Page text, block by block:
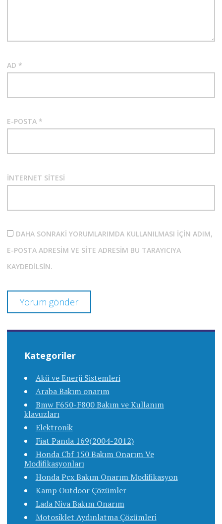
AD *
E-POSTA *
İNTERNET SITESI
DAHA SONRAKI YORUMLARIMDA KULLANILMASI IÇIN ADIM,
E-POSTA ADRESIM VE SITE ADRESIM BU TARAYICIYA
KAYDEDILSIN.
Kategoriler
Akü ve Enerji Sistemleri
Araba Bakım onarım
Bmw F650-F800 Bakım ve Kullanım
klavuzları
Elektronik
Fiat Panda 169(2004-2012)
Honda Cbf 150 Bakım Onarım Ve
Modifikasyonları
Honda Pcx Bakım Onarım Modifikasyon
Kamp Outdoor Çözümler
Lada Niva Bakım Onarım
Motosiklet Aydınlatma Çözümleri